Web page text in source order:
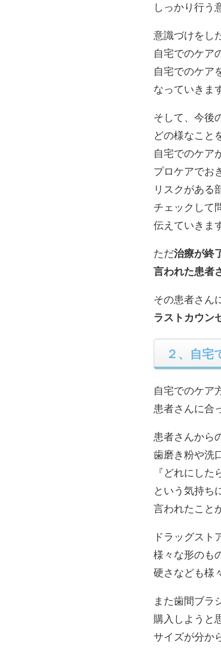
しっかり行う
意識づけをし
自宅でのケア
自宅でのケア
なっていきま
そして、今後
どの様なこと
自宅でのケア
プロケアでお
リスクがある
チェックして
伝えていきま
ただ治療が終
言われた患者
その患者さん
ラストカウン
２、自宅
自宅でのケア
患者さんに合
患者さんから
歯磨き粉や洗
『どれにした
という気持ち
言われたこと
ドラッグスト
様々な形のも
硬さなども様
また歯間ブラ
購入しようと
サイズが分か